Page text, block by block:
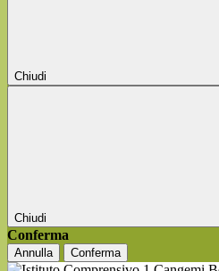
Chiudi
Chiudi
Conferma
Annulla Conferma